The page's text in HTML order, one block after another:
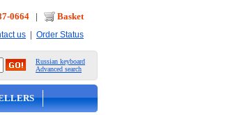
0664 | Basket
us | Order Status
Russian keyboard
Advanced search